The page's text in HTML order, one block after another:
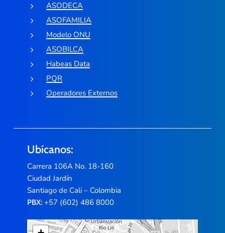
ASODECA
ASOFAMILIA
Modelo ONU
ASOBILCA
Habeas Data
PQR
Operadores Externos
Ubícanos:
Carrera 106A No. 18-160
Ciudad Jardín
Santiago de Cali – Colombia
PBX:+57 (602) 486 8000